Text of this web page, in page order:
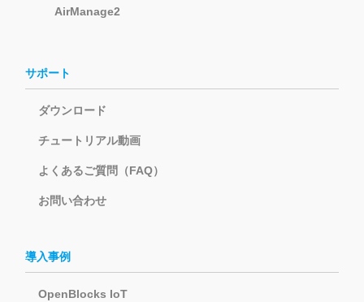
AirManage2
サポート
ダウンロード
チュートリアル動画
よくあるご質問（FAQ）
お問い合わせ
導入事例
OpenBlocks IoT